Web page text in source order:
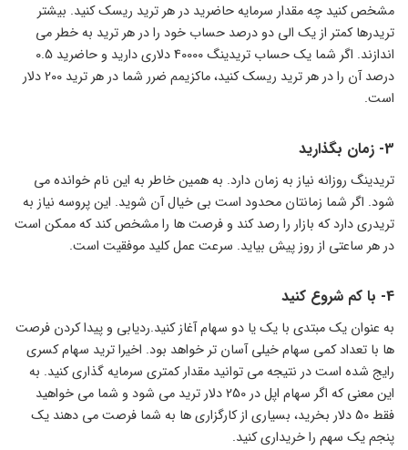
مشخص کنید چه مقدار سرمایه حاضرید در هر ترید ریسک کنید. بیشتر
تریدرها کمتر از یک الی دو درصد حساب خود را در هر ترید به خطر می
اندازند. اگر شما یک حساب تریدینگ 40000 دلاری دارید و حاضرید 0.5
درصد آن را در هر ترید ریسک کنید، ماکزیمم ضرر شما در هر ترید 200 دلار
است.
3- زمان بگذارید
تریدینگ روزانه نیاز به زمان دارد. به همین خاطر به این نام خوانده می
شود. اگر شما زمانتان محدود است بی خیال آن شوید. این پروسه نیاز به
تریدری دارد که بازار را رصد کند و فرصت ها را مشخص کند که ممکن است
در هر ساعتی از روز پیش بیاید. سرعت عمل کلید موفقیت است.
4- با کم شروع کنید
به عنوان یک مبتدی با یک یا دو سهام آغاز کنید.ردیابی و پیدا کردن فرصت
ها با تعداد کمی سهام خیلی آسان تر خواهد بود. اخیرا ترید سهام کسری
رایج شده است در نتیجه می توانید مقدار کمتری سرمایه گذاری کنید. به
این معنی که اگر سهام اپل در 250 دلار ترید می شود و شما می خواهید
فقط 50 دلار بخرید، بسیاری از کارگزاری ها به شما فرصت می دهند یک
پنجم یک سهم را خریداری کنید.